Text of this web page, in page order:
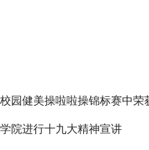
园健美操啦啦操锦标赛中荣
院进行十九大精神宣讲